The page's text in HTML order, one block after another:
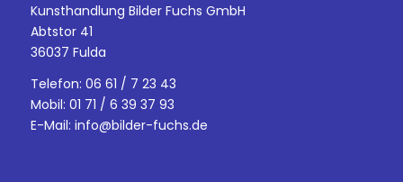
Kunsthandlung Bilder Fuchs GmbH
Abtstor 41
36037 Fulda
Telefon: 06 61 / 7 23 43
Mobil: 01 71 / 6 39 37 93
E-Mail: info@bilder-fuchs.de